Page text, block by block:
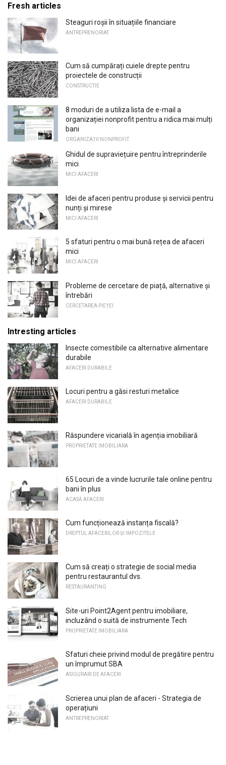
Fresh articles
Steaguri roșii în situațiile financiare
ANTREPRENORIAT
Cum să cumpărați cuiele drepte pentru
proiectele de construcții
CONSTRUCTIE
8 moduri de a utiliza lista de e-mail a
organizației nonprofit pentru a ridica mai mulți
bani
ORGANIZAȚII NONPROFIT
Ghidul de supraviețuire pentru întreprinderile
mici
MICI AFACERI
Idei de afaceri pentru produse și servicii pentru
nunți și mirese
MICI AFACERI
5 sfaturi pentru o mai bună rețea de afaceri
mici
MICI AFACERI
Probleme de cercetare de piață, alternative și
întrebări
CERCETAREA PIEȚEI
Intresting articles
Insecte comestibile ca alternative alimentare
durabile
AFACERI DURABILE
Locuri pentru a găsi resturi metalice
AFACERI DURABILE
Răspundere vicarială în agenția imobiliară
PROPRIETATE IMOBILIARA
65 Locuri de a vinde lucrurile tale online pentru
bani în plus
ACASĂ AFACERI
Cum funcționează instanța fiscală?
DREPTUL AFACERILOR ȘI IMPOZITELE
Cum să creați o strategie de social media
pentru restaurantul dvs.
RESTAURANTING
Site-uri Point2Agent pentru imobiliare,
incluzând o suită de instrumente Tech
PROPRIETATE IMOBILIARA
Sfaturi cheie privind modul de pregătire pentru
un împrumut SBA
ASIGURARI DE AFACERI
Scrierea unui plan de afaceri - Strategia de
operațiuni
ANTREPRENORIAT